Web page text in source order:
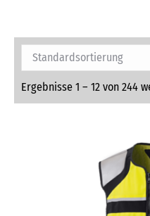
Ergebnisse 1 – 12 von 244